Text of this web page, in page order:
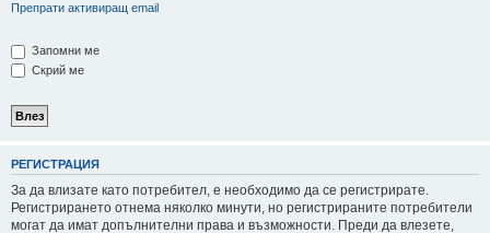
Препрати активиращ email
Запомни ме
Скрий ме
РЕГИСТРАЦИЯ
За да влизате като потребител, е необходимо да се регистрирате.
Регистрирането отнема няколко минути, но регистрираните потребители
могат да имат допълнителни права и възможности. Преди да влезете,